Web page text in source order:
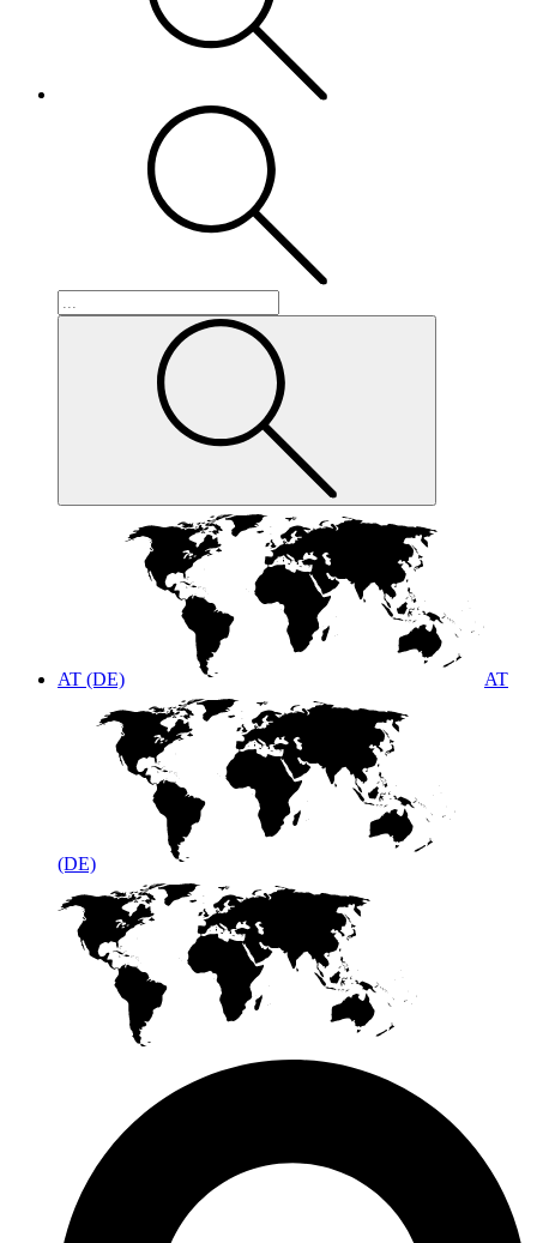
AT (DE) AT
(DE)